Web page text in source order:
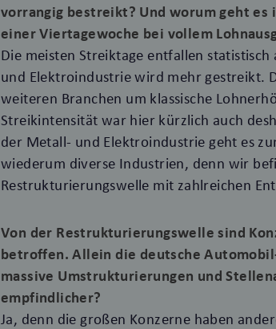
vorrangig bestreikt? Und worum geht es
einer Viertagewoche bei vollem
Die meisten Streiktage entfallen
und Elektroindustrie wird mehr gestreikt.
weiteren Branchen um klassische
Streikintensität war hier kürzlich auch
der Metall- und Elektroindustrie geht es
wiederum diverse Industrien, denn wir
Restrukturierungswelle mit zahlreichen
Von der Restrukturierungswelle sind
betroffen. Allein die deutsche
massive Umstrukturierungen und
empfindlicher?
Ja, denn die großen Konzerne haben